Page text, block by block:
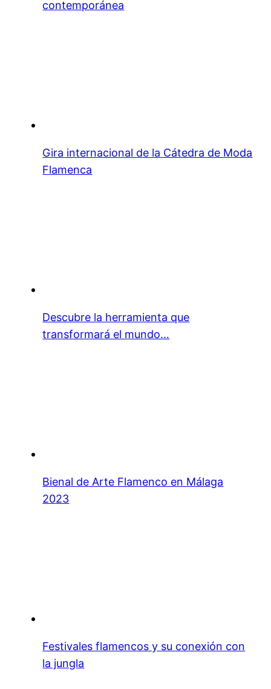
contemporánea
Gira internacional de la Cátedra de Moda
Flamenca
Descubre la herramienta que
transformará el mundo…
Bienal de Arte Flamenco en Málaga
2023
Festivales flamencos y su conexión con
la jungla